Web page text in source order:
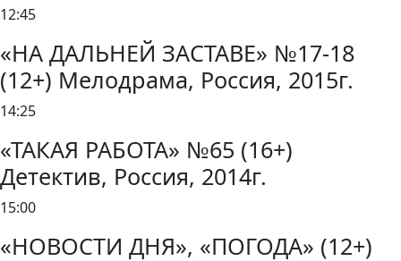
12:45
«НА ДАЛЬНЕЙ ЗАСТАВЕ» №17-18
(12+) Мелодрама, Россия, 2015г.
14:25
«ТАКАЯ РАБОТА» №65 (16+)
Детектив, Россия, 2014г.
15:00
«НОВОСТИ ДНЯ», «ПОГОДА» (12+)